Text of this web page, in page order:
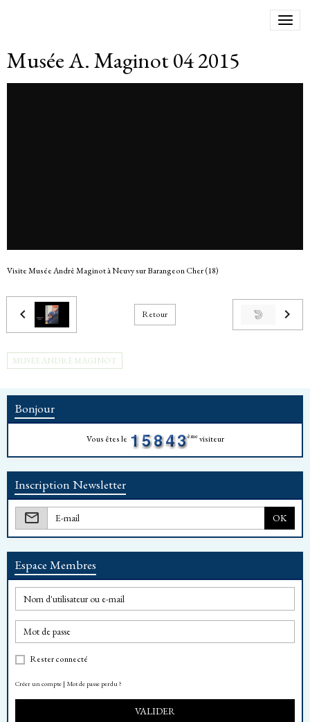
Musée A. Maginot 04 2015
Visite Musée Andrè Maginot à Neuvy sur Barangeon Cher (18)
Retour
MUSÉE ANDRÈ MAGINOT
Bonjour
Vous êtes le èmevisiteur
Inscription Newsletter
OK
Espace Membres
Rester connecté
Créer un compte | Mot de passe perdu ?
VALIDER